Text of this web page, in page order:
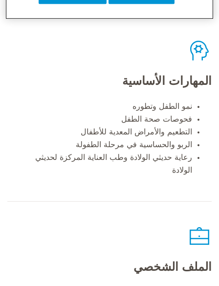
المهارات الأساسية
نمو الطفل وتطوره
فحوصات صحة الطفل
التطعيم والأمراض المعدية للأطفال
الربو والحساسية في مرحلة الطفولة
رعاية حديثي الولادة وطب العناية المركزة لحديثي
الولادة
الملف الشخصي